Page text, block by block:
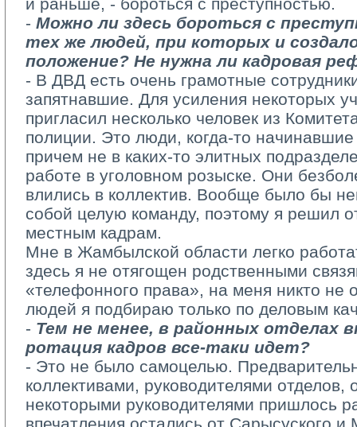
- Можно ли здесь бороться с
тех же людей, при которых и
положение? Не нужна ли кадровая
- В ДВД есть очень грамотные
запятнавшие. Для усиления некоторых
пригласил несколько человек из
полиции. Это люди, когда-то
причем не в каких-то элитных
работе в уголовном розыске. Они
влились в коллектив. Вообще было бы
собой целую команду, поэтому я решил
местным кадрам.
Мне в Жамбылской области легко
здесь я не отягощен родственными
«телефонного права», на меня никто не
людей я подбираю только по деловым
- Тем не менее, в районных отделах
ротация кадров все-таки идет?
- Это не было самоцелью.
коллективами, руководителями отделов,
некоторыми руководителями пришлось